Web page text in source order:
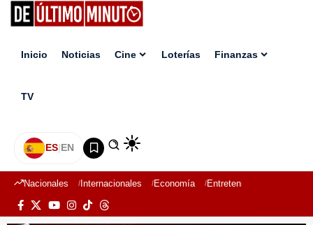
Inicio Noticias Cine Loterías Finanzas
TV
ES|EN
Nacionales Internacionales Economía Entretenimiento